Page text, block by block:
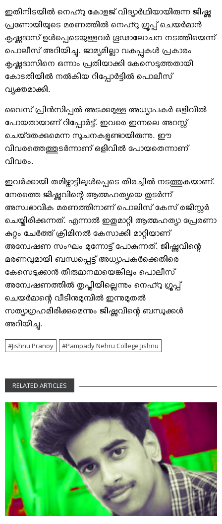
ഇതിനിടയില്‍ നെഹ്റു കോളജ് വിദ്യാര്‍ഥിയായിരുന്ന ജിഷ്ണു
പ്രണോയിയുടെ മരണത്തില്‍ നെഹ്റു ഗ്രൂപ്പ് ചെയര്‍മാന്‍
കൃഷ്ണദാസ് ഉള്‍പ്പെടെയുള്ളവര്‍ ഗൂഢാലോചന നടത്തിയെന്ന്
പൊലീസ് അറിയിച്ചു. ജാമ്യമില്ലാ വകുപ്പുകള്‍ പ്രകാരം
കൃഷ്ണദാസിനെ ഒന്നാം പ്രതിയാക്കി കേസെടുത്തതായി
കോടതിയില്‍ നല്‍കിയ റിപ്പോര്‍ട്ടില്‍ പൊലീസ്
വ്യക്തമാക്കി.
വൈസ് പ്രിന്‍സിപ്പല്‍ അടക്കമുള്ള അധ്യാപകര്‍ ഒളിവില്‍
പോയതായാണ് റിപ്പോര്‍ട്ട്. ഇവരെ ഇന്നലെ അറസ്റ്റ്
ചെയ്തേക്കുമെന്ന സൂചനകളുണ്ടായിരുന്നു. ഈ
വിവരത്തെത്തുടര്‍ന്നാണ് ഒളിവില്‍ പോയതെന്നാണ്
വിവരം.
ഇവര്‍ക്കായി തമിഴ്നാട്ടിലുള്‍പ്പെടെ തിരച്ചില്‍ നടത്തുകയാണ്.
നേരത്തെ ജിഷ്ണുവിന്റെ ആത്മഹത്യയെ തുടര്‍ന്ന്
അസ്വഭാവിക മരണത്തിനാണ് പൊലിസ് കേസ് രജിസ്റ്റര്‍
ചെയ്തിരിക്കുന്നത്. എന്നാല്‍ ഇതുമാറ്റി ആത്മഹത്യാ പ്രേരണാ
കുറ്റം ചേര്‍ത്ത് ക്രിമിനല്‍ കേസാക്കി മാറ്റിയാണ്
അന്വേഷണ സംഘം മുന്നോട്ട് പോകുന്നത്. ജിഷ്ണുവിന്റെ
മരണവുമായി ബന്ധപ്പെട്ട് അധ്യാപകര്‍ക്കെതിരെ
കേസെടുക്കാന്‍ തീരുമാനമായെങ്കിലും പൊലീസ്
അന്വേഷണത്തില്‍ തൃപ്തിയില്ലെന്നും നെഹ്റു ഗ്രൂപ്പ്
ചെയര്‍മാന്റെ വീടിനുമുമ്പില്‍ ഇന്നുമുതല്‍
സത്യാഗ്രഹമിരിക്കുമെന്നും ജിഷ്ണുവിന്റെ ബന്ധുക്കള്‍
അറിയിച്ചു.
Jishnu Pranoy Pampady Nehru College Jishnu
RELATED ARTICLES